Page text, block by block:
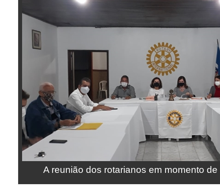
A reunião dos rotarianos em momento